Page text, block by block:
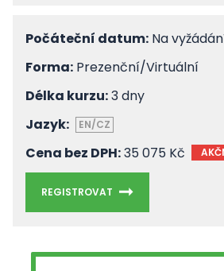
Počáteční datum: Na
Forma: Prezenční/Virtuální
Délka kurzu:3 dny
Jazyk:
EN/CZ
Cena bez DPH:35 075 Kč
REGISTROVAT